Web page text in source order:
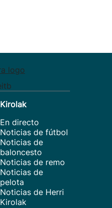
Kirolak
En directo
Noticias de fútbol
Noticias de
baloncesto
Noticias de remo
Noticias de
pelota
Noticias de Herri
Kirolak